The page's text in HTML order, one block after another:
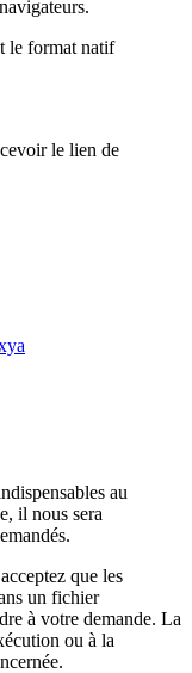
le format natif
le lien de
au
il nous sera
que les
un fichier
à votre demande. La
ou à la